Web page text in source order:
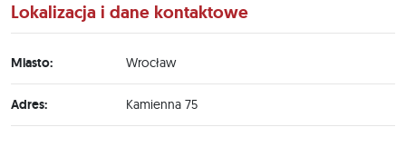
Lokalizacja i dane kontaktowe
Miasto: Wrocław
Adres: Kamienna 75